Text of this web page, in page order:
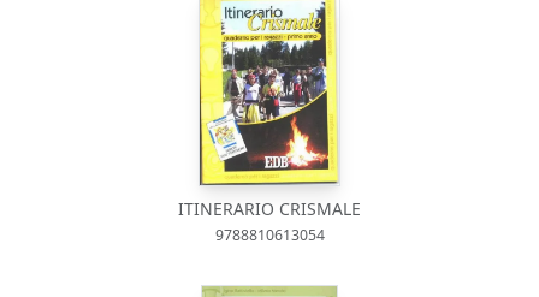
ITINERARIO CRISMALE
9788810613054